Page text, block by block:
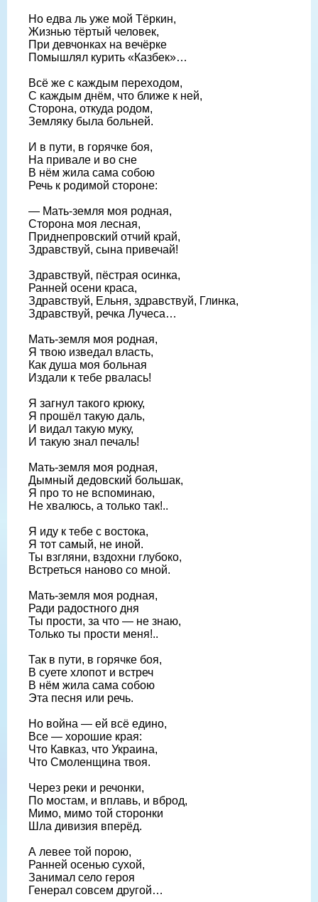
Но едва ль уже мой Тёркин,
Жизнью тёртый человек,
При девчонках на вечёрке
Помышлял курить «Казбек»…
Всё же с каждым переходом,
С каждым днём, что ближе к ней,
Сторона, откуда родом,
Земляку была больней.
И в пути, в горячке боя,
На привале и во сне
В нём жила сама собою
Речь к родимой стороне:
— Мать-земля моя родная,
Сторона моя лесная,
Приднепровский отчий край,
Здравствуй, сына привечай!
Здравствуй, пёстрая осинка,
Ранней осени краса,
Здравствуй, Ельня, здравствуй, Глинка,
Здравствуй, речка Лучеса…
Мать-земля моя родная,
Я твою изведал власть,
Как душа моя больная
Издали к тебе рвалась!
Я загнул такого крюку,
Я прошёл такую даль,
И видал такую муку,
И такую знал печаль!
Мать-земля моя родная,
Дымный дедовский большак,
Я про то не вспоминаю,
Не хвалюсь, а только так!..
Я иду к тебе с востока,
Я тот самый, не иной.
Ты взгляни, вздохни глубоко,
Встреться наново со мной.
Мать-земля моя родная,
Ради радостного дня
Ты прости, за что — не знаю,
Только ты прости меня!..
Так в пути, в горячке боя,
В суете хлопот и встреч
В нём жила сама собою
Эта песня или речь.
Но война — ей всё едино,
Все — хорошие края:
Что Кавказ, что Украина,
Что Смоленщина твоя.
Через реки и речонки,
По мостам, и вплавь, и вброд,
Мимо, мимо той сторонки
Шла дивизия вперёд.
А левее той порою,
Ранней осенью сухой,
Занимал село героя
Генерал совсем другой…